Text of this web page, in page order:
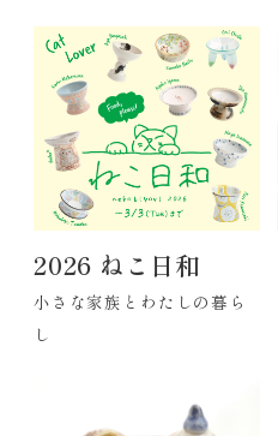
2026 ねこ日和
小さな家族とわたしの暮ら
し